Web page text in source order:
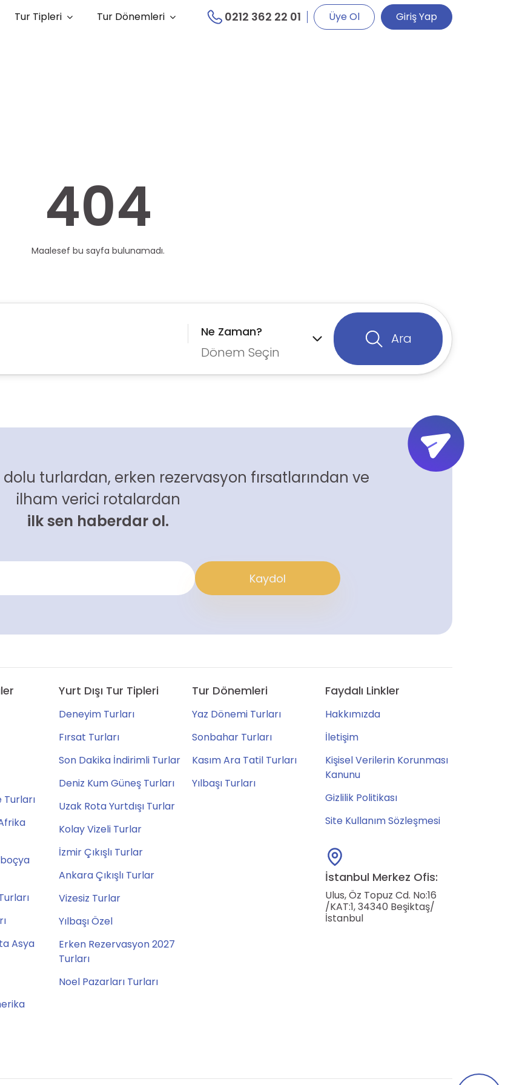
Tur Tipleri Tur Dönemleri 0212 362 22 01 Üye Ol Giriş Yap
404
Maalesef bu sayfa bulunamadı.
Ne Zaman?
Dönem Seçin
Ara
dolu turlardan, erken rezervasyon fırsatlarından ve
ilham verici rotalardan
ilk sen haberdar ol.
Kaydol
Asya
Yurt Dışı Tur Tipleri
Deneyim Turları
Fırsat Turları
Son Dakika İndirimli Turlar
Deniz Kum Güneş Turları
Uzak Rota Yurtdışı Turlar
Kolay Vizeli Turlar
İzmir Çıkışlı Turlar
Ankara Çıkışlı Turlar
Vizesiz Turlar
Yılbaşı Özel
Erken Rezervasyon 2027
Turları
Noel Pazarları Turları
Tur Dönemleri
Yaz Dönemi Turları
Sonbahar Turları
Kasım Ara Tatil Turları
Yılbaşı Turları
Faydalı Linkler
Hakkımızda
İletişim
Kişisel Verilerin Korunması
Kanunu
Gizlilik Politikası
Site Kullanım Sözleşmesi
İstanbul Merkez Ofis:
Ulus, Öz Topuz Cd. No:16
/KAT:1, 34340 Beşiktaş/
İstanbul